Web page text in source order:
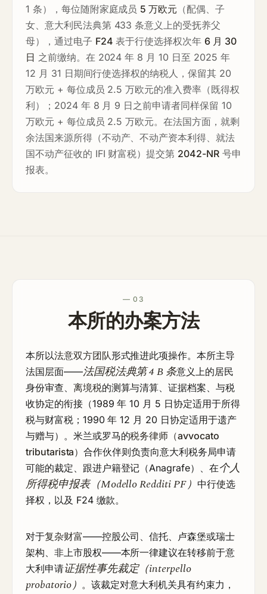
1 条），每位随附家庭成员 5 万欧元 （配偶、子
女、意大利民法典第 433 条意义上的受抚养父
母），通过电子 F24 表于行使选择权次年 6 月 30
日 之前缴纳。在 2024 年 8 月 10 日至 2025 年
12 月 31 日期间行使选择权的纳税人，保留其 20
万欧元 + 每位成员 2.5 万欧元的准入费率（既得权
利）；2024 年 8 月 9 日之前申请者同样保留 10
万欧元 + 每位成员 2.5 万欧元。在法国方面，就剩
余法国来源所得（不动产、不动产资本利得、就法
国不动产征收的 IFI 财富税）提交第 2042-NR号申
报表。
— 03
本所的办案方法
本所以法意双方团队形式推进此项操作。本所主导
法国层面——法国税法典第 4 B 条意义上的居民
身份审查、 离境税的测算与清算、证据档案、与税
收协定的衔接（1989 年 10 月 5 日协定适用于所得
税与财富税；1990 年 12 月 20 日协定适用于遗产
与赠与）。米兰或罗马的税务律师（avvocato
tributarista）合作伙伴则负责向意大利税务局申请
可能的裁定、跟进户籍登记（Anagrafe）、在个人
所得税申报表（Modello Redditi PF） 中行使选
择权，以及 F24 缴款。
对于复杂财富——控股公司、信托、卢森堡或瑞士
架构、非上市股权——本所一律建议在转移前于意
大利申请证据性事先裁定（interpello
probatorio） 。该裁定对意大利机关具有约束力，